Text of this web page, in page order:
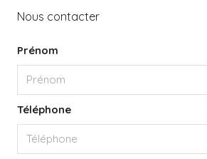
Nous contacter
Prénom
Téléphone